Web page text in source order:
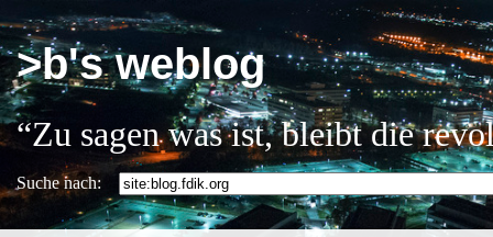
>b's weblog
“Zu sagen was ist, bleibt die
Suche nach: